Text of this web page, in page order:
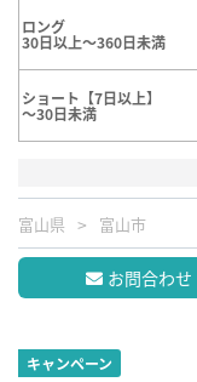
ロング
30日以上～360日未満
ショート【7日以上】
～30日未満
富山県 富山市
お問合わせ
キャンペーン